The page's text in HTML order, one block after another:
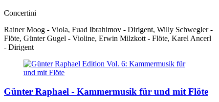
Concertini
Rainer Moog - Viola, Fuad Ibrahimov - Dirigent, Willy Schwegler -
Flöte, Günter Gugel - Violine, Erwin Milzkott - Flöte, Karel Ancerl
- Dirigent
Günter Raphael - Kammermusik für und mit Flöte